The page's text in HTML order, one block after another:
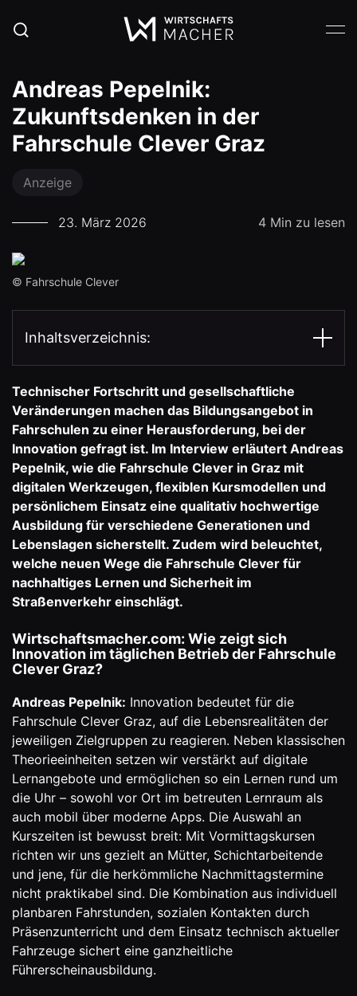
Andreas Pepelnik:
Zukunftsdenken in der
Fahrschule Clever Graz
Anzeige
4 Min zu lesen
23. März 2026
© Fahrschule Clever
Inhaltsverzeichnis:
Technischer Fortschritt und gesellschaftliche
Veränderungen machen das Bildungsangebot in
Fahrschulen zu einer Herausforderung, bei der
Innovation gefragt ist. Im Interview erläutert Andreas
Pepelnik, wie die Fahrschule Clever in Graz mit
digitalen Werkzeugen, flexiblen Kursmodellen und
persönlichem Einsatz eine qualitativ hochwertige
Ausbildung für verschiedene Generationen und
Lebenslagen sicherstellt. Zudem wird beleuchtet,
welche neuen Wege die Fahrschule Clever für
nachhaltiges Lernen und Sicherheit im
Straßenverkehr einschlägt.
Wirtschaftsmacher.com: Wie zeigt sich
Innovation im täglichen Betrieb der Fahrschule
Clever Graz?
Andreas Pepelnik: Innovation bedeutet für die
Fahrschule Clever Graz, auf die Lebensrealitäten der
jeweiligen Zielgruppen zu reagieren. Neben klassischen
Theorieeinheiten setzen wir verstärkt auf digitale
Lernangebote und ermöglichen so ein Lernen rund um
die Uhr – sowohl vor Ort im betreuten Lernraum als
auch mobil über moderne Apps. Die Auswahl an
Kurszeiten ist bewusst breit: Mit Vormittagskursen
richten wir uns gezielt an Mütter, Schichtarbeitende
und jene, für die herkömmliche Nachmittagstermine
nicht praktikabel sind. Die Kombination aus individuell
planbaren Fahrstunden, sozialen Kontakten durch
Präsenzunterricht und dem Einsatz technisch aktueller
Fahrzeuge sichert eine ganzheitliche
Führerscheinausbildung.